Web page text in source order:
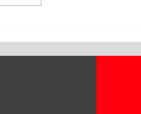
บริการเปลี่ยนจานเบรก ผ้าเบรก
หน้า พร้อมเซ็นเซอร์